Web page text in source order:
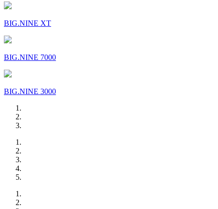
BIG.NINE XT
BIG.NINE 7000
BIG.NINE 3000